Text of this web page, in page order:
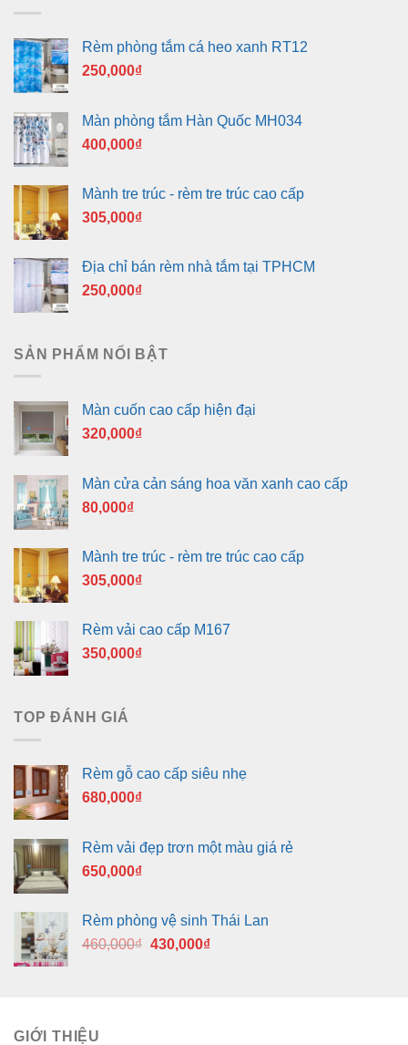
Rèm phòng tắm cá heo xanh RT12
250,000₫
Màn phòng tắm Hàn Quốc MH034
400,000₫
Mành tre trúc - rèm tre trúc cao cấp
305,000₫
Địa chỉ bán rèm nhà tắm tại TPHCM
250,000₫
SẢN PHẨM NỔI BẬT
Màn cuốn cao cấp hiện đại
320,000₫
Màn cửa cản sáng hoa văn xanh cao cấp
80,000₫
Mành tre trúc - rèm tre trúc cao cấp
305,000₫
Rèm vải cao cấp M167
350,000₫
TOP ĐÁNH GIÁ
Rèm gỗ cao cấp siêu nhẹ
680,000₫
Rèm vải đẹp trơn một màu giá rẻ
650,000₫
Rèm phòng vệ sinh Thái Lan
460,000₫ Giá
430,000₫Giá
GIỚI THIỆU